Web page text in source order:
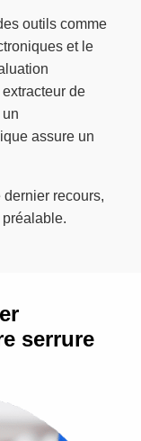
outils comme
et le
de
assure un
dernier recours,
serrure